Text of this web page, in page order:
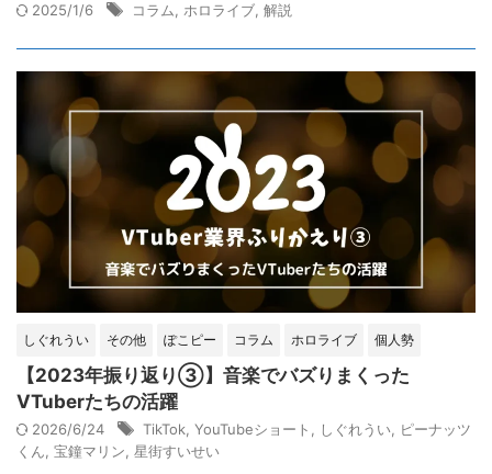
2025/1/6 コラム, ホロライブ, 解説
しぐれうい その他 ぽこピー コラム ホロライブ 個人勢
【2023年振り返り③】音楽でバズりまくった
VTuberたちの活躍
2026/6/24 TikTok YouTubeショート しぐれうい
ピーナッツ
くん 宝鐘マリン 星街すいせい